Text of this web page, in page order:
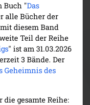
Buch "Das
alle Bücher der
diesem Band
Teil der Reihe
" ist am 31.03.2026
3 Bände. Der
Geheimnis des
gesamte Reihe: